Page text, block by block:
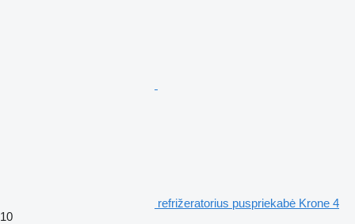
refrižeratorius puspriekabė Krone 4
10